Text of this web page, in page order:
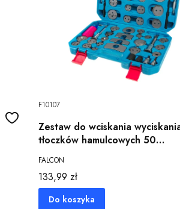
F10107
Zestaw do wciskania wyciskania
tłoczków hamulcowych 50
FALCON
Cena
133,99 zł
Do koszyka